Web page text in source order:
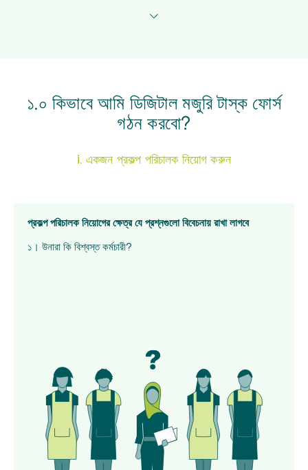
১.০ কিভাবে আমি ডিজিটাল মজুরি টাস্ক ফোর্স
গঠন করবো?
i. একজন প্রকল্প পরিচালক নিয়োগ করুন
প্রকল্প পরিচালক নিয়োগের ক্ষেত্র যে প্রশ্নগুলো বিবেচনায় রাখা লাগবে
১। উনারা কি বিশ্বস্ত কর্মচারী?